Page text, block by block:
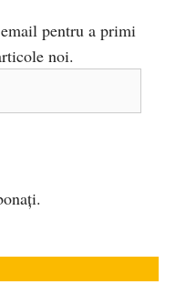
pentru a primi
noi.